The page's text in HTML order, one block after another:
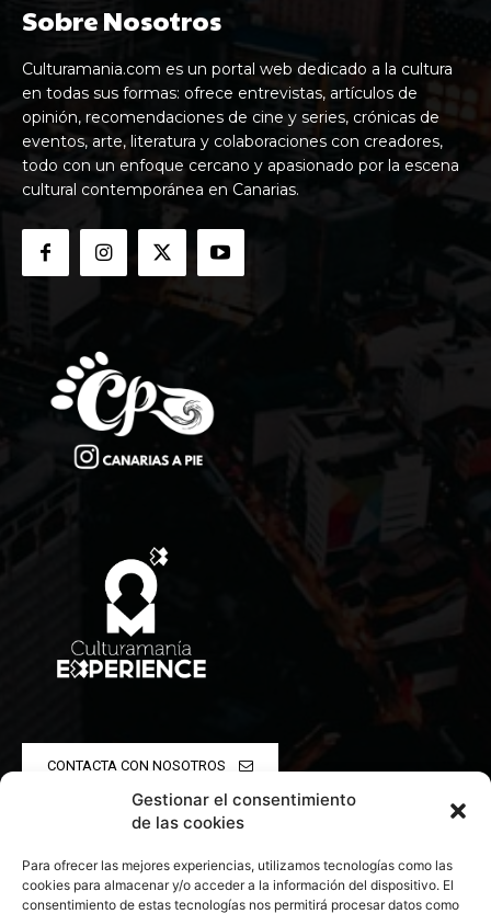
Gestionar el consentimiento
de las cookies
Para ofrecer las mejores experiencias, utilizamos tecnologías como las
cookies para almacenar y/o acceder a la información del dispositivo. El
consentimiento de estas tecnologías nos permitirá procesar datos como
Sobre Nosotros
Culturamania.com es un portal web dedicado a la cultura
en todas sus formas: ofrece entrevistas, artículos de
opinión, recomendaciones de cine y series, crónicas de
eventos, arte, literatura y colaboraciones con creadores,
todo con un enfoque cercano y apasionado por la escena
cultural contemporánea en Canarias.
CONTACTA CON NOSOTROS
POLÍTICA DE PRIVACIDAD
POLÍTICA DE COOKIES